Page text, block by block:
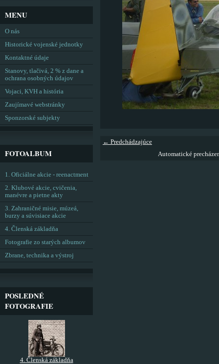
← Predchádzajúce
Automatické
MENU
O nás
Historické vojenské jednotky
Kontaktné údaje
Stanovy, tlačivá, 2 % z dane a
ochrana osobných údajov
Vojaci, KVH a história
Zaujímavé webstránky
Sponzorské subjekty
FOTOALBUM
1. Oficiálne akcie - reenactment
2. Klubové akcie, cvičenia,
manévre a pietne akty
3. Zahraničné misie, múzeá,
burzy a súvisiace akcie
4. Členská základňa
Fotografie zo starých albumov
Zbrane, technika a výstroj
POSLEDNÉ
FOTOGRAFIE
4. Členská základňa